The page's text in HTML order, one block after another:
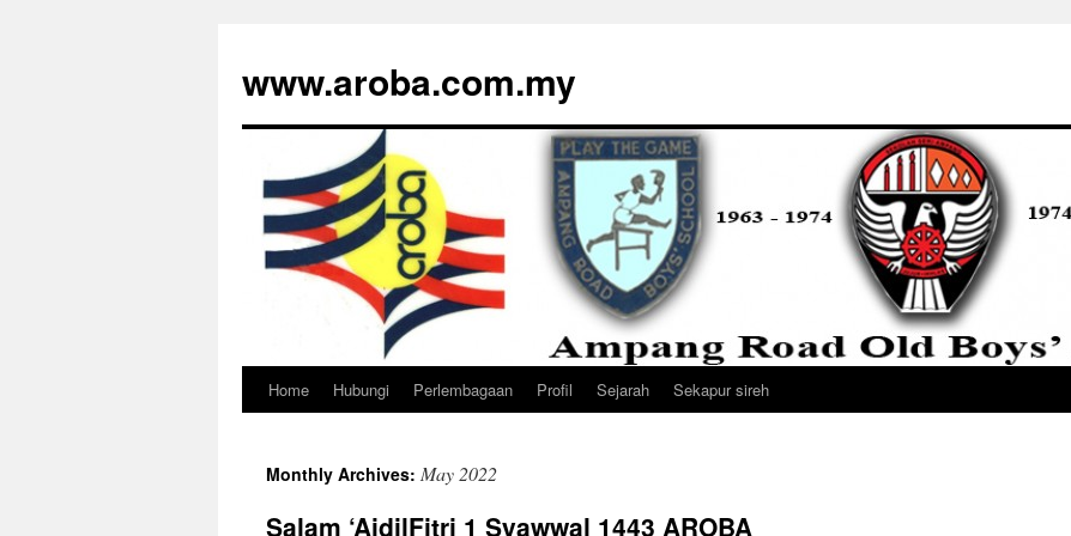
www.aroba.com.my
Skip
content
Home Hubungi Perlembagaan Profil Sejarah Sekapur sireh
Monthly Archives: May 2022
Salam ‘AidilFitri 1 Syawwal 1443 AROBA